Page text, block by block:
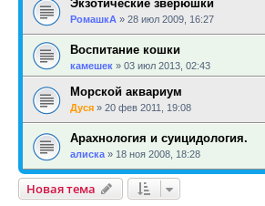
Экзотические зверюшки
РомашкА » 28 июл 2009, 16:27
Воспитание кошки
камешек » 03 июл 2013, 02:43
Морской аквариум
Дуся » 20 фев 2011, 19:08
Арахнология и суицидология.
алиска » 18 ноя 2008, 18:28
Новая тема